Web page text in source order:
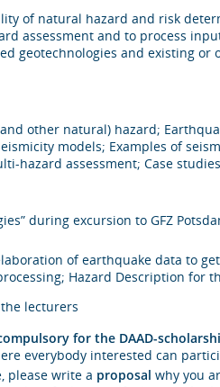
of natural hazard and risk
assessment and to process
geotechnologies and existing or
other natural) hazard;
models; Examples of
hazard assessment; Case
during excursion to GFZ
of earthquake data to
Hazard Description for
lecturers
for the DAAD-
everybody interested can
please write a proposal why you